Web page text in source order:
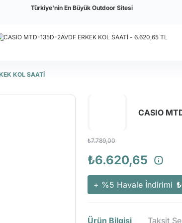
Türkiye'nin En Büyük Outdoor Sitesi
KOL SAATİ
CASIO
₺7.789,00
₺6.620,65
+ %5 Havale İndirimi
Ürün Bilgisi Taksit